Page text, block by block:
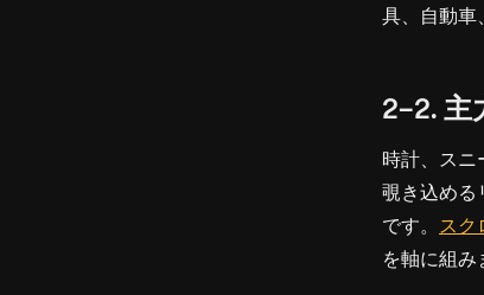
具、自動車
2-2. 主
時計、スニ
覗き込める
です。
スク
を軸に組み